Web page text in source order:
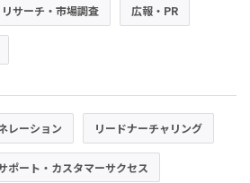
リサーチ・市場調査 広報・PR
レーション リードナーチャリング
ポート・カスタマーサクセス